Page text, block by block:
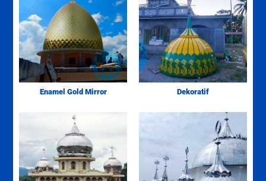
Enamel Gold Mirror Dekoratif